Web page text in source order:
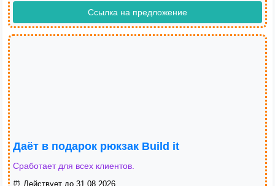
Ссылка на предложение
Даёт в подарок рюкзак Build it
Сработает для всех клиентов.
⏰ Действует до 31.08.2026